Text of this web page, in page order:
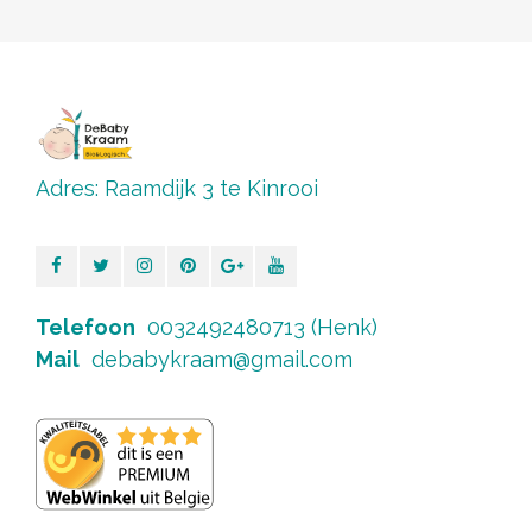
Adres: Raamdijk 3 te Kinrooi
Telefoon 0032492480713 (Henk)
Mail debabykraam@gmail.com